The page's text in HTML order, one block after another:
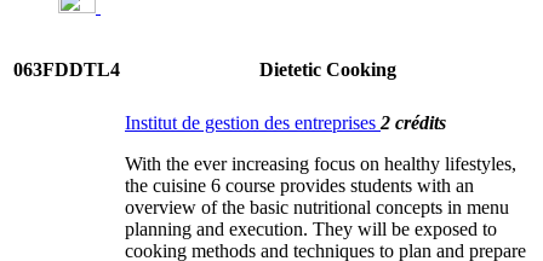
063FDDTL4 Dietetic Cooking
Institut de gestion des entreprises 2 crédits
With the ever increasing focus on healthy lifestyles,
the cuisine 6 course provides students with an
overview of the basic nutritional concepts in menu
planning and execution. They will be exposed to
cooking methods and techniques to plan and prepare